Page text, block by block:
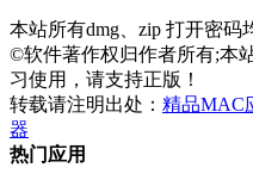
本站所有dmg、zip 打开密码
©软件著作权归作者所有;本
习使用，请支持正版！
转载请注明出处： 精品MAC
器
热门应用